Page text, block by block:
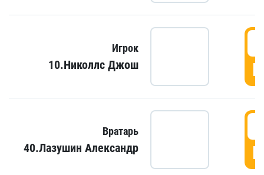
Игрок
10.Николлс Джош
Вратарь
40.Лазушин Александр